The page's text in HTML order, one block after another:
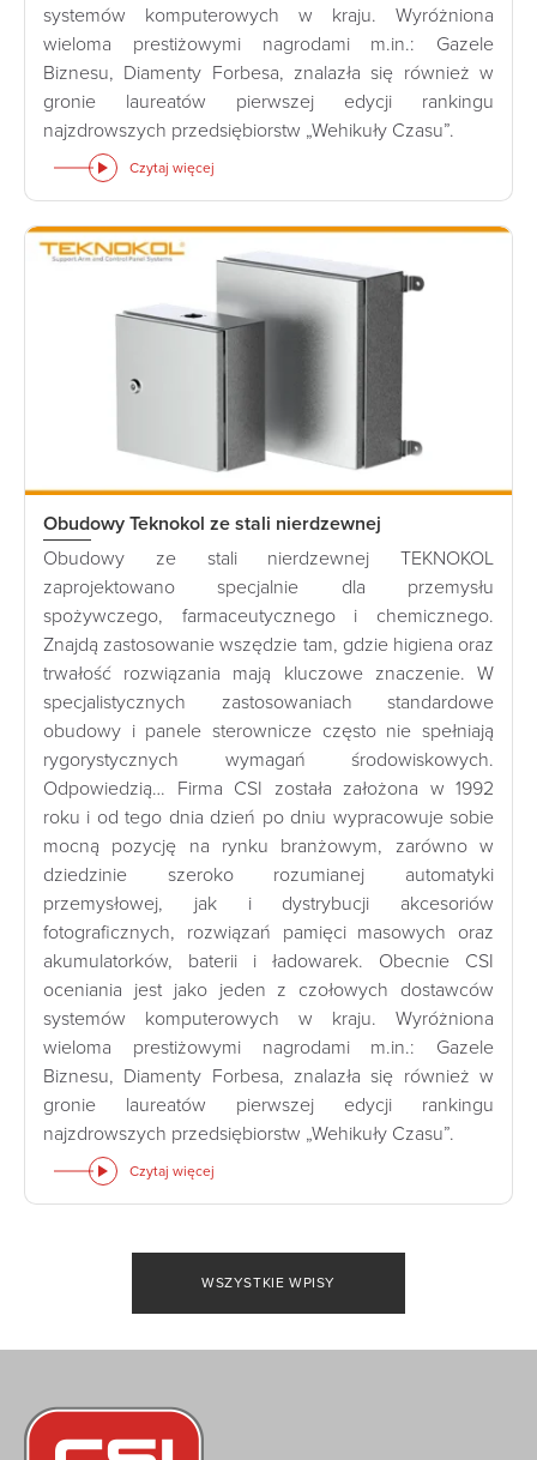
systemów komputerowych w kraju. Wyróżniona
wieloma prestiżowymi nagrodami m.in.: Gazele
Biznesu, Diamenty Forbesa, znalazła się również w
gronie laureatów pierwszej edycji rankingu
najzdrowszych przedsiębiorstw „Wehikuły Czasu”.
Czytaj więcej
Obudowy Teknokol ze stali nierdzewnej
Obudowy ze stali nierdzewnej TEKNOKOL
zaprojektowano specjalnie dla przemysłu
spożywczego, farmaceutycznego i chemicznego.
Znajdą zastosowanie wszędzie tam, gdzie higiena oraz
trwałość rozwiązania mają kluczowe znaczenie. W
specjalistycznych zastosowaniach standardowe
obudowy i panele sterownicze często nie spełniają
rygorystycznych wymagań środowiskowych.
Odpowiedzią… Firma CSI została założona w 1992
roku i od tego dnia dzień po dniu wypracowuje sobie
mocną pozycję na rynku branżowym, zarówno w
dziedzinie szeroko rozumianej automatyki
przemysłowej, jak i dystrybucji akcesoriów
fotograficznych, rozwiązań pamięci masowych oraz
akumulatorków, baterii i ładowarek. Obecnie CSI
oceniania jest jako jeden z czołowych dostawców
systemów komputerowych w kraju. Wyróżniona
wieloma prestiżowymi nagrodami m.in.: Gazele
Biznesu, Diamenty Forbesa, znalazła się również w
gronie laureatów pierwszej edycji rankingu
najzdrowszych przedsiębiorstw „Wehikuły Czasu”.
Czytaj więcej
WSZYSTKIE WPISY